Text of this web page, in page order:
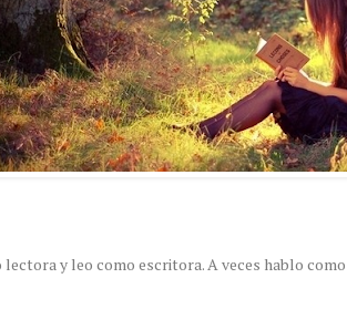
lectora y leo como escritora. A veces hablo